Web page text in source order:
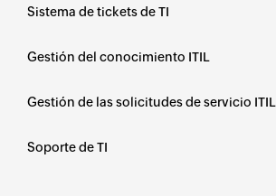
Sistema de tickets de TI
Gestión del conocimiento ITIL
Gestión de las solicitudes de servicio ITIL
Soporte de TI